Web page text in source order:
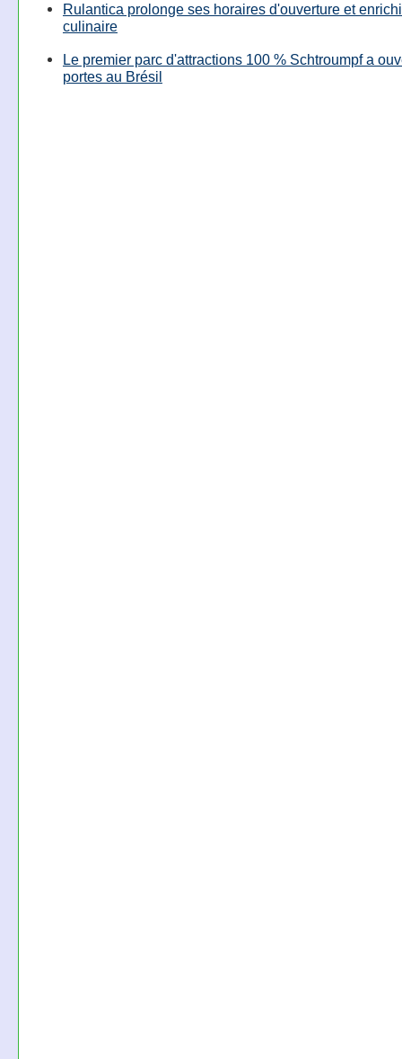
Rulantica prolonge ses horaires d'ouverture et
culinaire
Le premier parc d'attractions 100 % Schtroumpf a
portes au Brésil